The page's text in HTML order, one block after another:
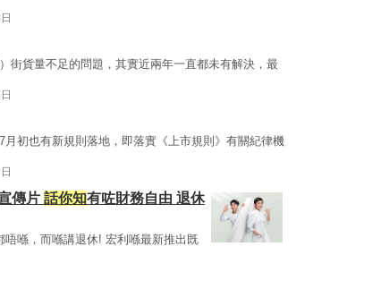
街貨量不足的問題，其實近兩年一直都未有解決，最
月初也有新規則落地，即落實《上市規則》有關紀律機
傳片 話你知有咗財務自由 退休
喺，而喺講退休! 宏利喺最新推出既